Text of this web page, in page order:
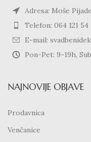
Adresa: Moše
Telefon: 064 121 54
E-mail:
Pon-Pet: 9-19h,
NAJNOVIJE OBJAVE
Prodavnica
Venčanice